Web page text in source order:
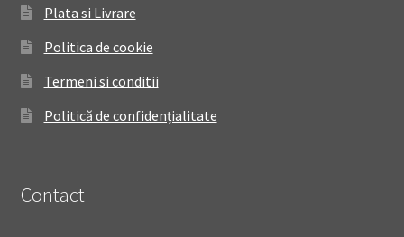
Plata si Livrare
Politica de cookie
Termeni si conditii
Politică de confidențialitate
Contact